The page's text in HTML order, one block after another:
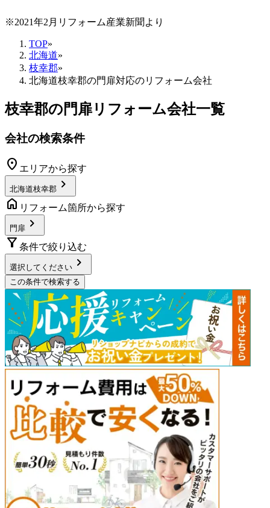
※2021年2月リフォーム産業新聞より
TOP»
北海道»
枝幸郡»
北海道枝幸郡の門扉対応のリフォーム会社
枝幸郡の門扉リフォーム会社一覧
会社の検索条件
location_on エリアから探す
北海道枝幸郡 chevron_right
home リフォーム箇所から探す
門扉 chevron_right
filter_alt 条件で絞り込む
選択してください chevron_right
この条件で検索する